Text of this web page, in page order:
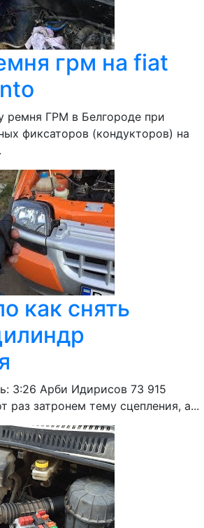
грм на fiat
ремня ГРМ в Белгороде при
фиксаторов (кондукторов) на
как снять
3:26 Арби Идирисов 73 915
раз затронем тему сцепления, а...